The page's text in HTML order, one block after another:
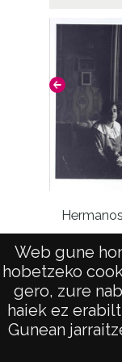
Web gune
hobetzeko
gero, zure
haiek ez
Gunean
GON-NP-
CC BY-